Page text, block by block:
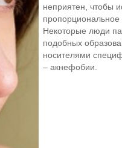
неприятен, чтобы
пропорциональное
Некоторые люди
подобных
носителями
– акнефобии.